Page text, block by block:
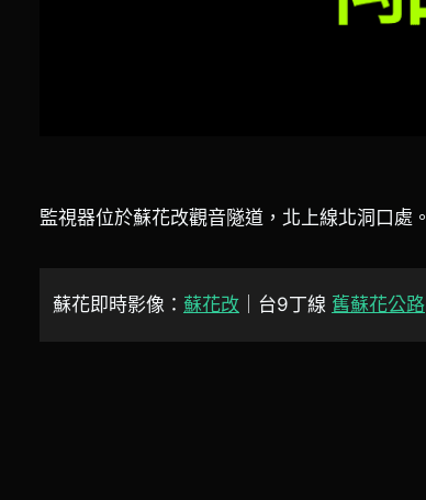
監視器位於蘇花改觀音隧道，北上線北洞口處。
蘇花即時影像： 蘇花改 ｜台9丁線 舊蘇花公路